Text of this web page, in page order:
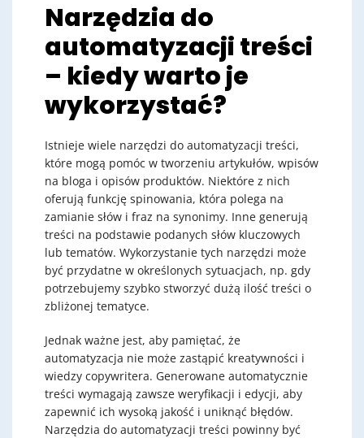
Narzędzia do
automatyzacji treści
– kiedy warto je
wykorzystać?
Istnieje wiele narzędzi do automatyzacji treści,
które mogą pomóc w tworzeniu artykułów, wpisów
na bloga i opisów produktów. Niektóre z nich
oferują funkcję spinowania, która polega na
zamianie słów i fraz na synonimy. Inne generują
treści na podstawie podanych słów kluczowych
lub tematów. Wykorzystanie tych narzędzi może
być przydatne w określonych sytuacjach, np. gdy
potrzebujemy szybko stworzyć dużą ilość treści o
zbliżonej tematyce.
Jednak ważne jest, aby pamiętać, że
automatyzacja nie może zastąpić kreatywności i
wiedzy copywritera. Generowane automatycznie
treści wymagają zawsze weryfikacji i edycji, aby
zapewnić ich wysoką jakość i uniknąć błędów.
Narzędzia do automatyzacji treści powinny być